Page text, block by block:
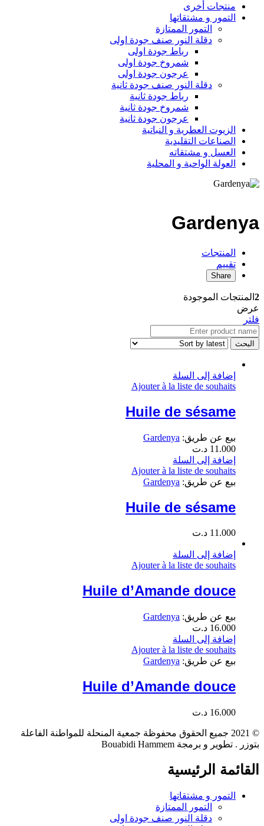
منتجات أخرى
التمور و مشتقاتها
التمور الممتازة
دقلة النور صنف جودة اولى
رباط جودة اولى
شمروخ جودة اولى
عرجون جودة اولى
دقلة النور صنف جودة ثانية
رباط جودة ثانية
شمروخ جودة ثانية
عرجون جودة ثانية
الزيوت العطرية و النباتية
الصناعات التقليدية
العسل و مشتقاته
العولة الواحية و المحلية
Gardenya
المنتجات
تقييم
Share
2 المنتجات الموجودة
عرض
فلتر
إضافة إلى السلة
Ajouter à la liste de souhaits
Huile de sésame
بيع عن طريق: Gardenya
11.000 د.ت
إضافة إلى السلة
Ajouter à la liste de souhaits
بيع عن طريق: Gardenya
Huile de sésame
11.000 د.ت
إضافة إلى السلة
Ajouter à la liste de souhaits
Huile d’Amande douce
بيع عن طريق: Gardenya
16.000 د.ت
إضافة إلى السلة
Ajouter à la liste de souhaits
بيع عن طريق: Gardenya
Huile d’Amande douce
16.000 د.ت
© 2021 جميع الحقوق محفوظة جمعية المنحلة للمواطنة الفاعلة
بتوزر . تطوير و برمجة Bouabidi Hammem
القائمة الرئيسية
التمور و مشتقاتها
التمور الممتازة
دقلة النور صنف جودة اولى